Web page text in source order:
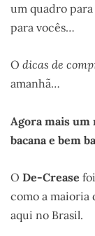
um quadro
para vocês…
O dicas de
amanhã…
Agora mais
bacana e bem
O De-Crease
como a maioria
aqui no Brasil.